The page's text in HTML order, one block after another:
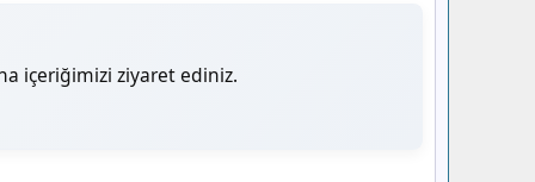
içeriğimizi ziyaret ediniz.